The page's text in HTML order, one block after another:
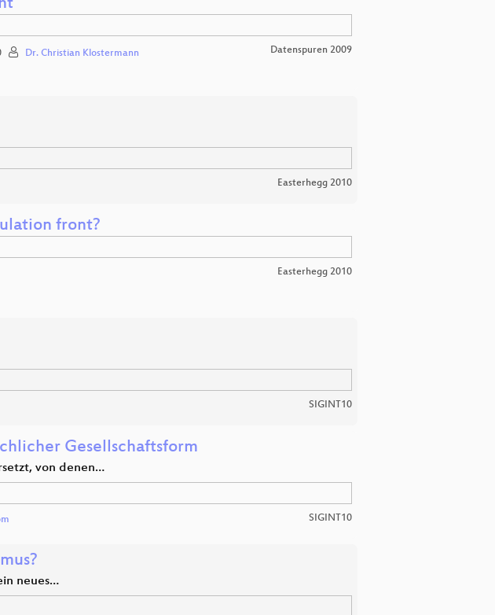
Dr. Christian Klostermann Datenspuren 2009
Easterhegg 2010
front?
Easterhegg 2010
SIGINT10
Gesellschaftsform
von denen…
SIGINT10
neues…